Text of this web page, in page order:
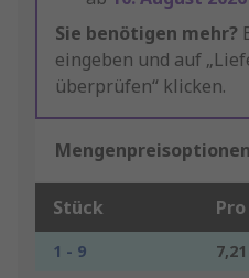
Sie benötigen mehr?
eingeben und auf
überprüfen“ klicken.
Mengenpreisoptionen
Stück
1 - 9